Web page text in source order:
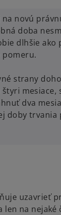
novú
doba
dlhšie ako
pomeru.
strany
mesiace,
dva
doby trvania
uzavrieť
na nejaké